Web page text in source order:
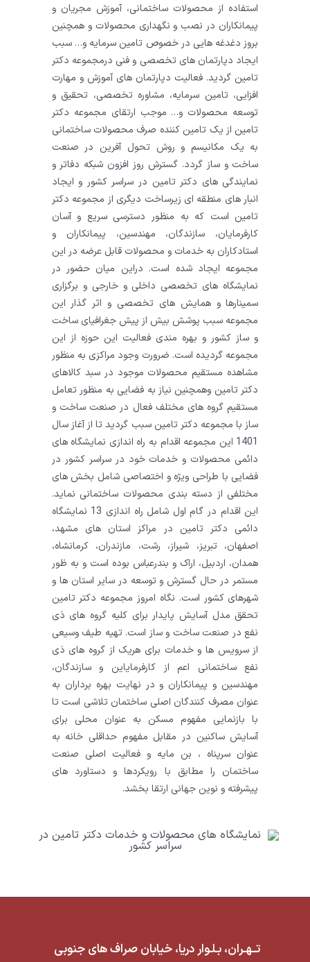
استفاده از محصولات ساختمانی، آموزش مجریان و
پیمانکاران در نصب و نگهداری محصولات و همچنین
بروز دغدغه هایی در خصوص تامین سرمایه و… سبب
ایجاد دپارتمان های تخصصی و فنی درمجموعه دکتر
تامین گردید. فعالیت دپارتمان های آموزش و مهارت
افزایی، تامین سرمایه، مشاوره تخصصی، تحقیق و
توسعه محصولات و… موجب ارتقای مجموعه دکتر
تامین از یک تامین کننده صرف محصولات ساختمانی
به یک مکانیسم و روش تحول آفرین در صنعت
ساخت و ساز گردد. گسترش روز افزون شبکه دفاتر و
نمایندگی های دکتر تامین در سراسر کشور و ایجاد
انبار های منطقه ای زیرساخت دیگری از مجموعه دکتر
تامین است که به منظور دسترسی سریع و آسان
کارفرمایان، سازندگان، مهندسین، پیمانکاران و
استادکاران به خدمات و محصولات قابل عرضه در این
مجموعه ایجاد شده است. دراین میان حضور در
نمایشگاه های تخصصی داخلی و خارجی و برگزاری
سمینارها و همایش های تخصصی و اثر گذار این
مجموعه سبب پوشش بیش از پیش جغرافیای ساخت
و ساز کشور و بهره مندی فعالیت این حوزه از این
مجموعه گردیده است. ضرورت وجود مراکزی به منظور
مشاهده مستقیم محصولات موجود در سبد کالاهای
دکتر تامین وهمچنین نیاز به فضایی به منظور تعامل
مستقیم گروه های مختلف فعال در صنعت ساخت و
ساز با مجموعه دکتر تامین سبب گردید تا از آغاز سال
1401 این مجموعه اقدام به راه اندازی نمایشگاه های
دائمی محصولات و خدمات خود در سراسر کشور در
فضایی با طراحی ویژه و اختصاصی شامل بخش های
مختلفی از دسته بندی محصولات ساختمانی نماید.
این اقدام در گام اول شامل راه اندازی 13 نمایشگاه
دائمی دکتر تامین در مراکز استان های مشهد،
اصفهان، تبریز، شیراز، رشت، مازندران، کرمانشاه،
همدان، اردبیل، اراک و بندرعباس بوده است و به ظور
مستمر در حال گسترش و توسعه در سایر استان ها و
شهرهای کشور است. نگاه امروز مجموعه دکتر تامین
تحقق مدل آسایش پایدار برای کلیه گروه های ذی
نفع در صنعت ساخت و ساز است. تهیه طیف وسیعی
از سرویس ها و خدمات برای هریک از گروه های ذی
نفع ساختمانی اعم از کارفرمایاین و سازندگان،
مهندسین و پیمانکاران و در نهایت بهره برداران به
عنوان مصرف کنندگان اصلی ساختمان تلاشی است تا
با بازنمایی مفهوم مسکن به عنوان محلی برای
آسایش ساکنین در مقابل مفهوم حداقلی خانه به
عنوان سرپناه ، بن مایه و فعالیت اصلی صنعت
ساختمان را مطابق با رویکردها و دستاورد های
پیشرفته و نوین جهانی ارتقا بخشد.
تــهـران، بـلـوار دریا، خیابان صراف های جنوبی